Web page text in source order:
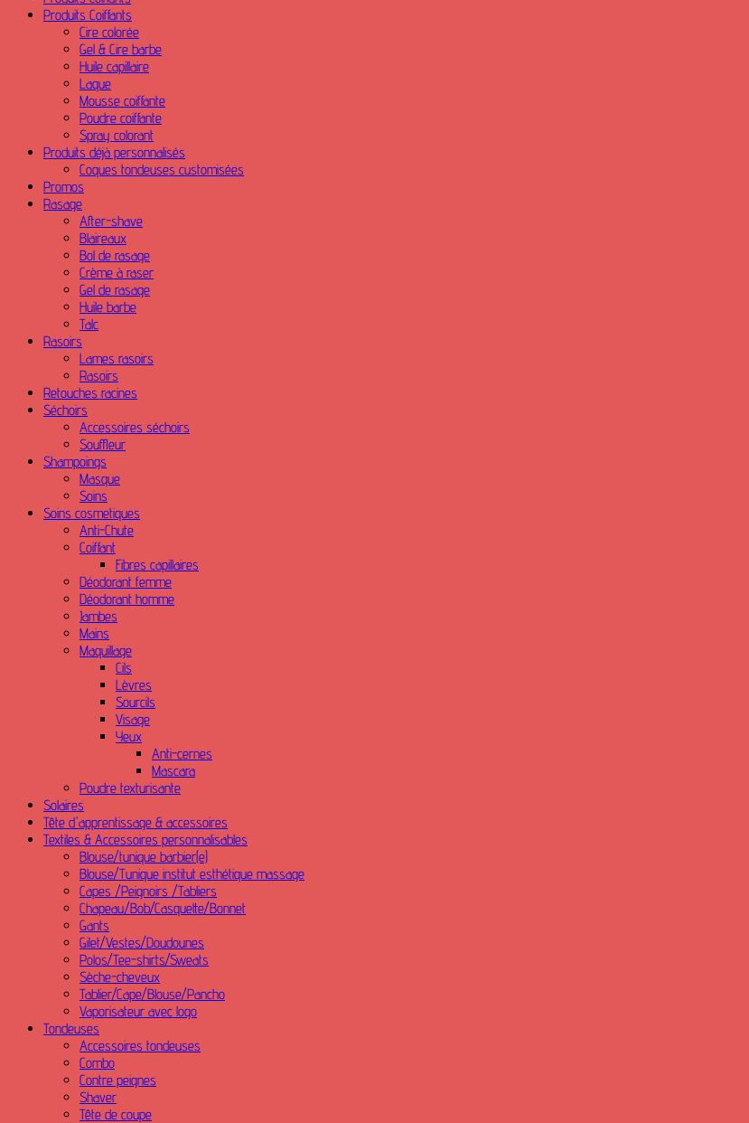
Produits Coiffants
Cire colorée
Gel & Cire barbe
Huile capillaire
Laque
Mousse coiffante
Poudre coiffante
Spray colorant
Produits déjà personnalisés
Coques tondeuses customisées
Promos
Rasage
After-shave
Blaireaux
Bol de rasage
Crème à raser
Gel de rasage
Huile barbe
Talc
Rasoirs
Lames rasoirs
Rasoirs
Retouches racines
Séchoirs
Accessoires séchoirs
Souffleur
Shampoings
Masque
Soins
Soins cosmetiques
Anti-Chute
Coiffant
Fibres capillaires
Déodorant femme
Déodorant homme
Jambes
Mains
Maquillage
Cils
Lèvres
Sourcils
Visage
Yeux
Anti-cernes
Mascara
Poudre texturisante
Solaires
Tête d'apprentissage & accessoires
Textiles & Accessoires personnalisables
Blouse/tunique barbier(e)
Blouse/Tunique institut esthétique massage
Capes /Peignoirs /Tabliers
Chapeau/Bob/Casquette/Bonnet
Gants
Gilet/Vestes/Doudounes
Polos/Tee-shirts/Sweats
Sèche-cheveux
Tablier/Cape/Blouse/Pancho
Vaporisateur avec logo
Tondeuses
Accessoires tondeuses
Combo
Contre peignes
Shaver
Tête de coupe